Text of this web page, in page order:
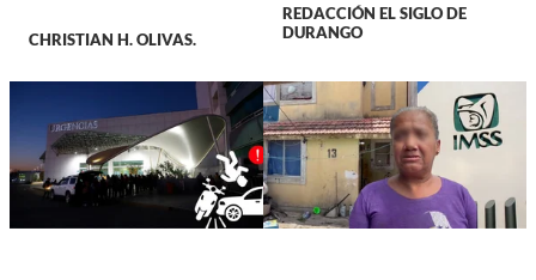
CHRISTIAN H. OLIVAS.
REDACCIÓN EL SIGLO DE
DURANGO